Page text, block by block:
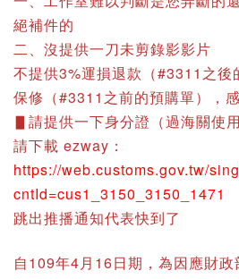
絕補件的
二、沒提供一刀未剪錄影影片
不提供3%運損退款（#3311之後
保修（#3311之前的預購單），
▋請提供一下身分證（過海關使用
請下載 ezway：
https://web.customs.gov.tw/
cntId=cus1_3150_3150_1471
跳出推播通知代表快到了
自109年4月16日期，為因應財